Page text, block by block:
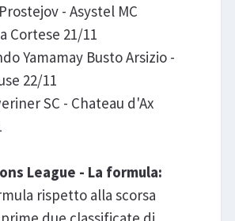
- Asystel MC
Cortese 21/11
Yamamay Busto Arsizio -
22/11
SC - Chateau d'Ax
League - La formula:
rispetto alla scorsa